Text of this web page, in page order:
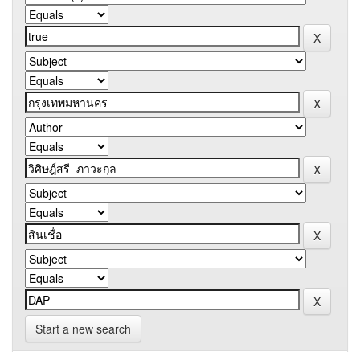
Start a new search